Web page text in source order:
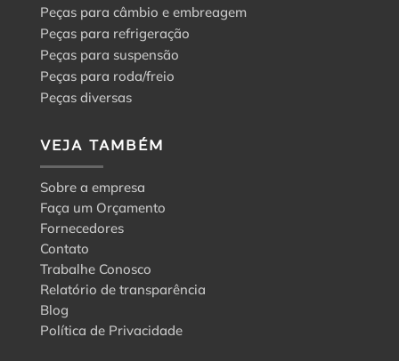
Peças para câmbio e embreagem
Peças para refrigeração
Peças para suspensão
Peças para roda/freio
Peças diversas
VEJA TAMBÉM
Sobre a empresa
Faça um Orçamento
Fornecedores
Contato
Trabalhe Conosco
Relatório de transparência
Blog
Política de Privacidade